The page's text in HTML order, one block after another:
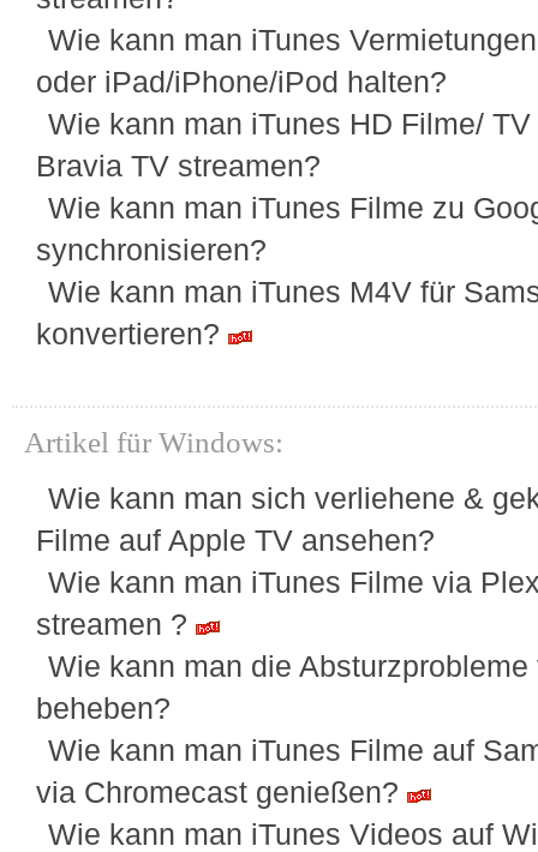
Wie kann man iTunes
oder iPad/iPhone/iPod halten?
Wie kann man iTunes HD Filme/
Bravia TV streamen?
Wie kann man iTunes Filme zu
synchronisieren?
Wie kann man iTunes M4V für
konvertieren?
Artikel für Windows:
Wie kann man sich verliehene &
Filme auf Apple TV ansehen?
Wie kann man iTunes Filme via
streamen ?
Wie kann man die
beheben?
Wie kann man iTunes Filme auf
via Chromecast genießen?
Wie kann man iTunes Videos auf